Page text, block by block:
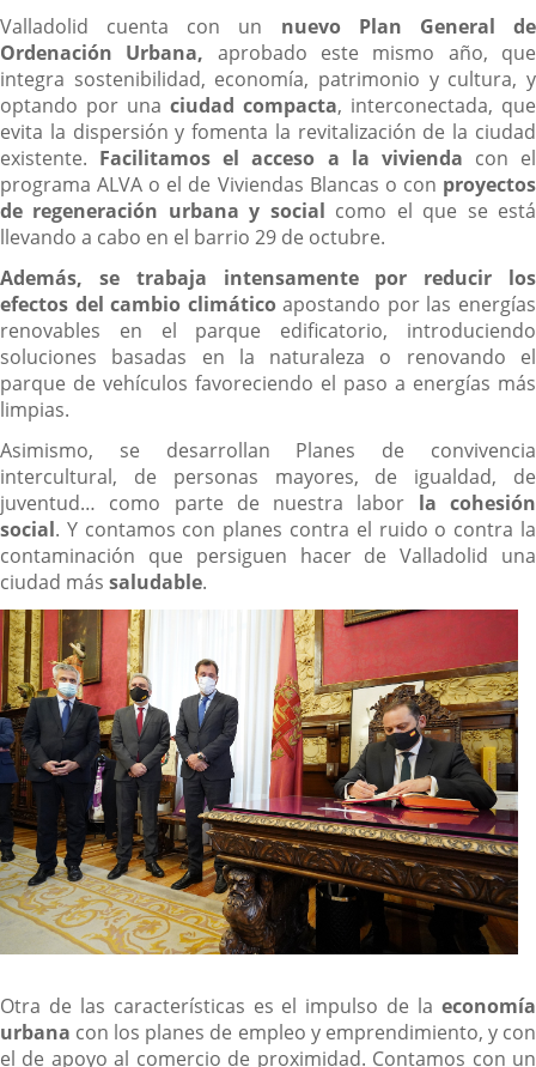
Valladolid cuenta con un nuevo Plan General de
Ordenación Urbana, aprobado este mismo año, que
integra sostenibilidad, economía, patrimonio y cultura, y
optando por una ciudad compacta, interconectada, que
evita la dispersión y fomenta la revitalización de la ciudad
existente. Facilitamos el acceso a la vivienda con el
programa ALVA o el de Viviendas Blancas o con proyectos
de regeneración urbana y social como el que se está
llevando a cabo en el barrio 29 de octubre.
Además, se trabaja intensamente por reducir los
efectos del cambio climáticoapostando por las energías
renovables en el parque edificatorio, introduciendo
soluciones basadas en la naturaleza o renovando el
parque de vehículos favoreciendo el paso a energías más
limpias.
Asimismo, se desarrollan Planes de convivencia
intercultural, de personas mayores, de igualdad, de
juventud… como parte de nuestra labor la cohesión
social. Y contamos con planes contra el ruido o contra la
contaminación que persiguen hacer de Valladolid una
ciudad más saludable.
Otra de las características es el impulso de la economía
urbana con los planes de empleo y emprendimiento, y con
el de apoyo al comercio de proximidad. Contamos con un